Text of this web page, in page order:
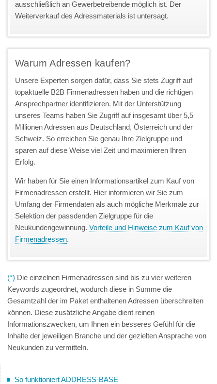
ausschließlich an Gewerbetreibende möglich ist. Der
Weiterverkauf des Adressmaterials ist untersagt.
Warum Adressen kaufen?
Unsere Experten sorgen dafür, dass Sie stets Zugriff auf
topaktuelle B2B Firmenadressen haben und die richtigen
Ansprechpartner identifizieren. Mit der Unterstützung
unseres Teams haben Sie Zugriff auf insgesamt über 5,5
Millionen Adressen aus Deutschland, Österreich und der
Schweiz. So erreichen Sie genau Ihre Zielgruppe und
sparen auf diese Weise viel Zeit und maximieren Ihren
Erfolg.
Wir haben für Sie einen Informationsartikel zum Kauf von
Firmenadressen erstellt. Hier informieren wir Sie zum
Umfang der Firmendaten als auch mögliche Merkmale zur
Selektion der passdenden Zielgruppe für die
Neukundengewinnung. Vorteile und Hinweise zum Kauf von
Firmenadressen.
(*) Die einzelnen Firmenadressen sind bis zu vier weiteren
Keywords zugeordnet, wodurch diese in Summe die
Gesamtzahl der im Paket enthaltenen Adressen überschreiten
können. Diese zusätzliche Angabe dient reinen
Informationszwecken, um Ihnen ein besseres Gefühl für die
Inhalte der jeweiligen Branche und der gezielten Ansprache von
Neukunden zu vermitteln.
So funktioniert ADDRESS-BASE